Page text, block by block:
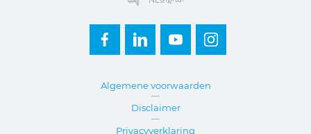
Algemene voorwaarden
Disclaimer
Privacyverklaring